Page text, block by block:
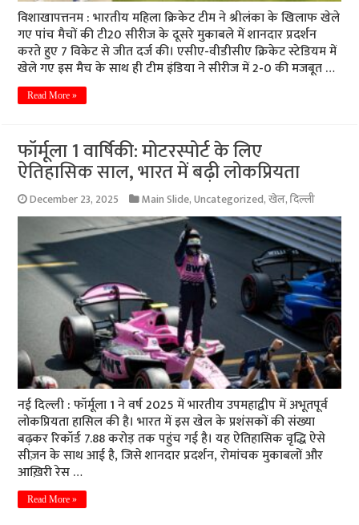
विशाखापत्तनम : भारतीय महिला क्रिकेट टीम ने श्रीलंका के खिलाफ खेले
गए पांच मैचों की टी20 सीरीज के दूसरे मुकाबले में शानदार प्रदर्शन
करते हुए 7 विकेट से जीत दर्ज की। एसीए-वीडीसीए क्रिकेट स्टेडियम में
खेले गए इस मैच के साथ ही टीम इंडिया ने सीरीज में 2-0 की मजबूत …
Read More »
फॉर्मूला 1 वार्षिकी: मोटरस्पोर्ट के लिए
ऐतिहासिक साल, भारत में बढ़ी लोकप्रियता
December 23, 2025 Main Slide,Uncategorized,खेल,दिल्ली
नई दिल्ली : फॉर्मूला 1 ने वर्ष 2025 में भारतीय उपमहाद्वीप में अभूतपूर्व
लोकप्रियता हासिल की है। भारत में इस खेल के प्रशंसकों की संख्या
बढ़कर रिकॉर्ड 7.88 करोड़ तक पहुंच गई है। यह ऐतिहासिक वृद्धि ऐसे
सीज़न के साथ आई है, जिसे शानदार प्रदर्शन, रोमांचक मुकाबलों और
आख़िरी रेस …
Read More »